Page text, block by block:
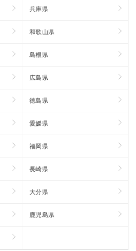
兵庫県
和歌山県
島根県
広島県
徳島県
愛媛県
福岡県
長崎県
大分県
鹿児島県